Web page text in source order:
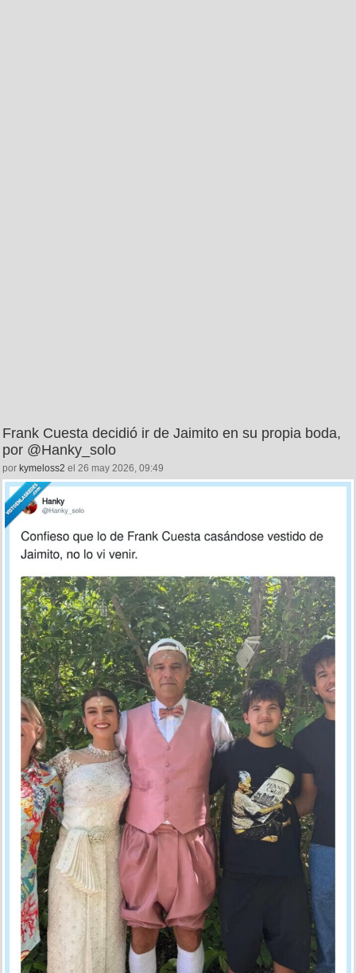
Frank Cuesta decidió ir de Jaimito en su propia boda,
por @Hanky_solo
por kymeloss2 el 26 may 2026, 09:49